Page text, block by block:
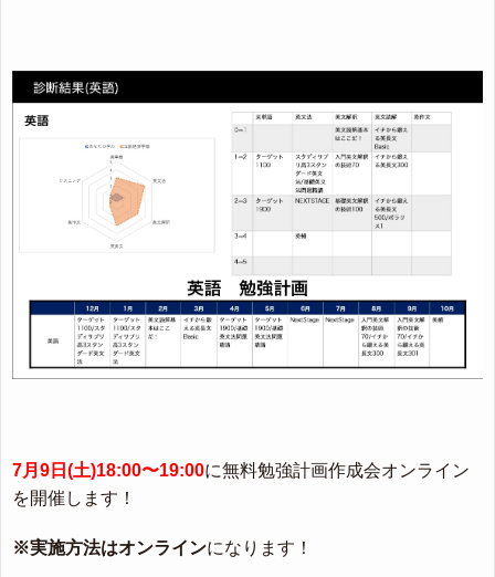
7月9日(土)18:00〜19:00に無料勉強計画作成会オンライン
を開催します！
※実施方法はオンラインになります！